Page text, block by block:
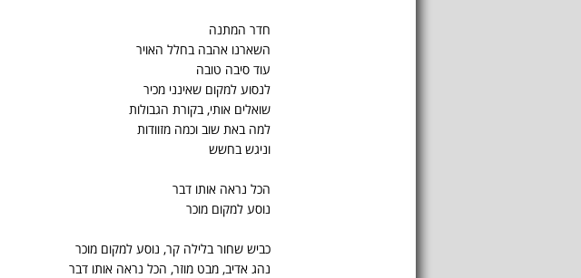
חדר המתנה
השארנו אהבה בחלל האויר
עוד סיבה טובה
לנסוע למקום שאינני מכיר
שואלים אותי, בקורת הגבולות
למה באת שוב וכמה מזוודות
וניגש בחשש
הכל נראה אותו דבר
נוסע למקום מוכר
כביש שחור בלילה קר, נוסע למקום מוכר
נהג אדיב, מבט מוזר, הכל נראה אותו דבר